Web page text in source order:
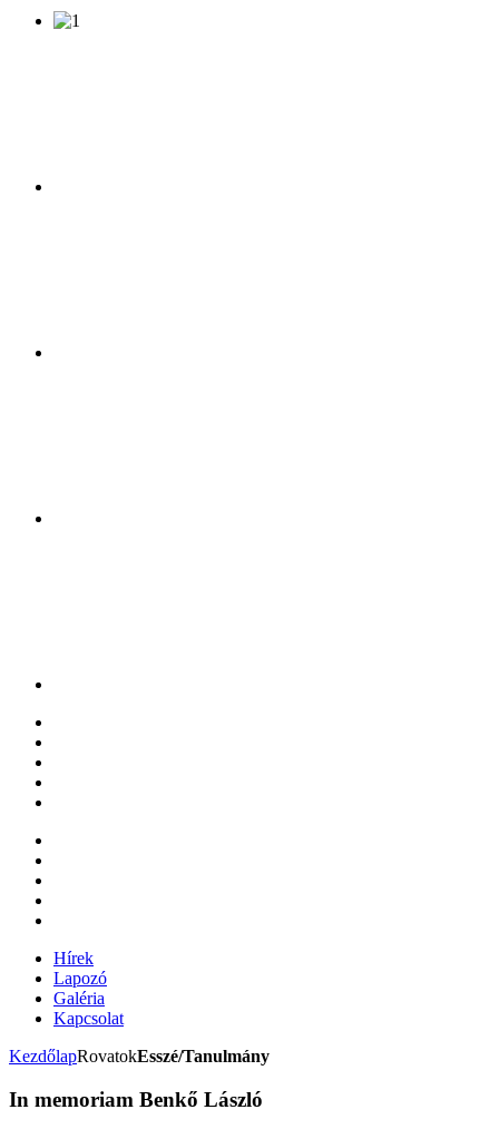
Hírek
Lapozó
Galéria
Kapcsolat
KezdőlapRovatokEsszé/Tanulmány
In memoriam Benkő László